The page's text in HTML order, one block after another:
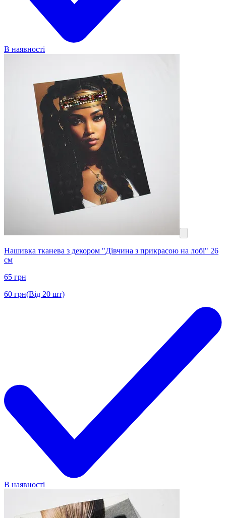
В наявності
Нашивка тканева з декором "Дівчина з прикрасою на лобі" 26
см
65 грн
60 грн(Від 20 шт)
В наявності